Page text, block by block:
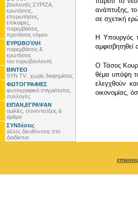
βουλευτές ΣΥΡΙΖΑ,
ερωτήσεις,
επερωτήσεις,
επίκαιρες,
παρεμβάσεις,
προτάσεις νόμου
ΕΥΡΩΒΟΥΛΗ
παρεμβάσεις &
ερωτήσεις
του ευρωβουλευτή
ΒΙΝΤΕΟ
SYN TV.. χωρίς διαφημίσεις
ΦΩΤΟΓΡΑΦΙΕΣ
φωτογραφικά στιγμιότυπα,
συλλογές
ΕΙΠΑΝ,ΕΓΡΑΨΑΝ
ομιλίες, συνεντεύξεις &
άρθρα
ΣΥΝδέσεις
άλλες διευθύνσεις στο
Διαδίκτυο
ανάπτυξης,
σε σχετική
Η Υπουργός
αμφισβητηθεί
Ο Τάσος
θέμα υπόψη
ελεγχθούν
οικονομίας,